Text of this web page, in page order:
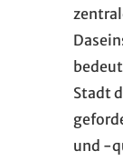
Stadt
und -